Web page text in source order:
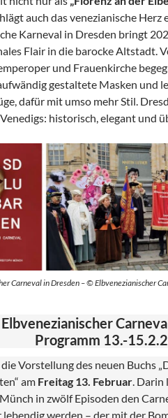
auch das venezianische
Karneval in Dresden bringt
Flair in die barocke Altstadt.
und Frauenkirche
gestaltete Masken und
dafür mit umso mehr Stil.
historisch, elegant und
Carneval in Dresden – © Elbvenezianischer
Programm 13.-
Vorstellung des neuen Buchs
am Freitag 13. Februar. Darin
in zwölf Episoden den
lebendig werden – der mit der